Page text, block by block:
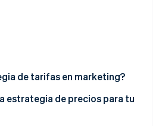
de carbono
en línea
App Marketplace
de tarifas en marketing?
estrategia de precios para tu